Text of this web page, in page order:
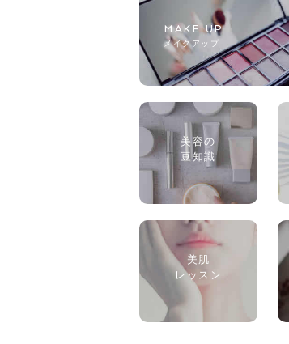
MAKE UP
メイクアップ
美容の
豆知識
美肌
レッスン